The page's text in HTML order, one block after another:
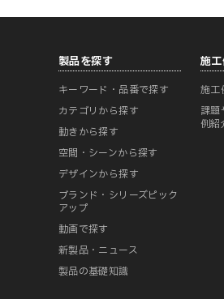
製品を探す
キーワード・品番で探す
カテゴリから探す
動きから探す
空間・シーンから探す
デザインから探す
ブランド・シリーズピック
アップ
動画で探す
新製品・ニュース
製品の基礎知識
施
施工
課題
例紹